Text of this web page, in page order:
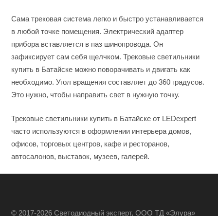
Сама трековая система легко и быстро устанавливается
в любой точке помещения. Электрический адаптер
прибора вставляется в паз шинопровода. Он
зафиксирует сам себя щелчком. Трековые светильники
купить в Батайске можно поворачивать и двигать как
необходимо. Угол вращения составляет до 360 градусов.
Это нужно, чтобы направить свет в нужную точку.
Трековые светильники купить в Батайске от LEDexpert
часто используются в оформлении интерьера домов,
офисов, торговых центров, кафе и ресторанов,
автосалонов, выставок, музеев, галерей.
© 2017-2026 Светодиодный эксперт, ООО ТД «Элура»